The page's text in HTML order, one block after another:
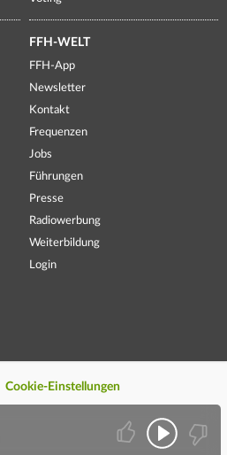
FFH-WELT
FFH-App
Newsletter
Kontakt
Frequenzen
Jobs
Führungen
Presse
Radiowerbung
Weiterbildung
Login
Cookie-Einstellungen